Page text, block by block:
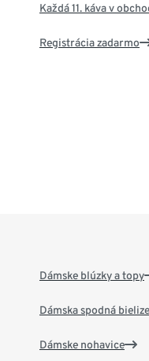
Každá 11. káva v
Registrácia zadarmo
Dámske blúzky a topy
Dámska spodná
Dámske nohavice